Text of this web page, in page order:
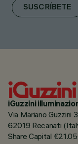
SUSCRÍBETE
iGuzzini
Via Mariano Guzzini
62019 Recanati
Share Capital